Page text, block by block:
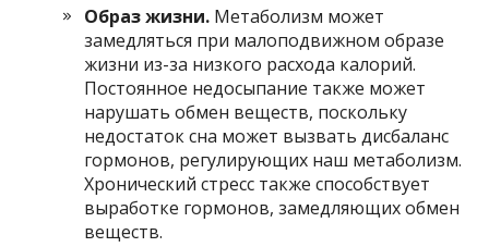
Образ жизни. Метаболизм может
замедляться при малоподвижном образе
жизни из-за низкого расхода калорий.
Постоянное недосыпание также может
нарушать обмен веществ, поскольку
недостаток сна может вызвать дисбаланс
гормонов, регулирующих наш метаболизм.
Хронический стресс также способствует
выработке гормонов, замедляющих обмен
веществ.